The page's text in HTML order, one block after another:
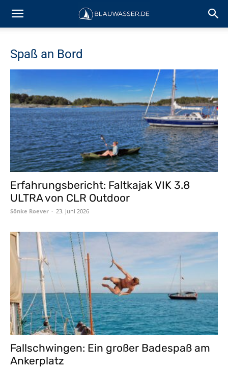
Spaß an Bord
Erfahrungsbericht: Faltkajak VIK 3.8
ULTRA von CLR Outdoor
Sönke Roever - 23. Juni 2026
Fallschwingen: Ein großer Badespaß am
Ankerplatz